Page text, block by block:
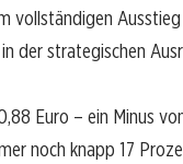
vollständigen
der strategischen
Euro – ein Minus
noch knapp 17